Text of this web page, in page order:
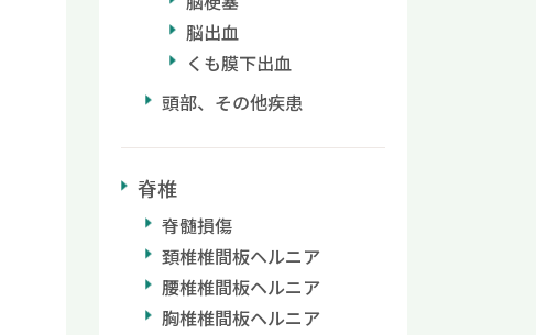
脳出血
くも膜下出血
頭部、その他疾患
脊椎
脊髄損傷
頚椎椎間板ヘルニア
腰椎椎間板ヘルニア
胸椎椎間板ヘルニア